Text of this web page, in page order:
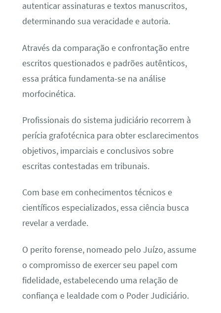
autenticar assinaturas e textos manuscritos,
determinando sua veracidade e autoria.
Através da comparação e confrontação entre
escritos questionados e padrões autênticos,
essa prática fundamenta-se na análise
morfocinética.
Profissionais do sistema judiciário recorrem à
perícia grafotécnica para obter esclarecimentos
objetivos, imparciais e conclusivos sobre
escritas contestadas em tribunais.
Com base em conhecimentos técnicos e
científicos especializados, essa ciência busca
revelar a verdade.
O perito forense, nomeado pelo Juízo, assume
o compromisso de exercer seu papel com
fidelidade, estabelecendo uma relação de
confiança e lealdade com o Poder Judiciário.